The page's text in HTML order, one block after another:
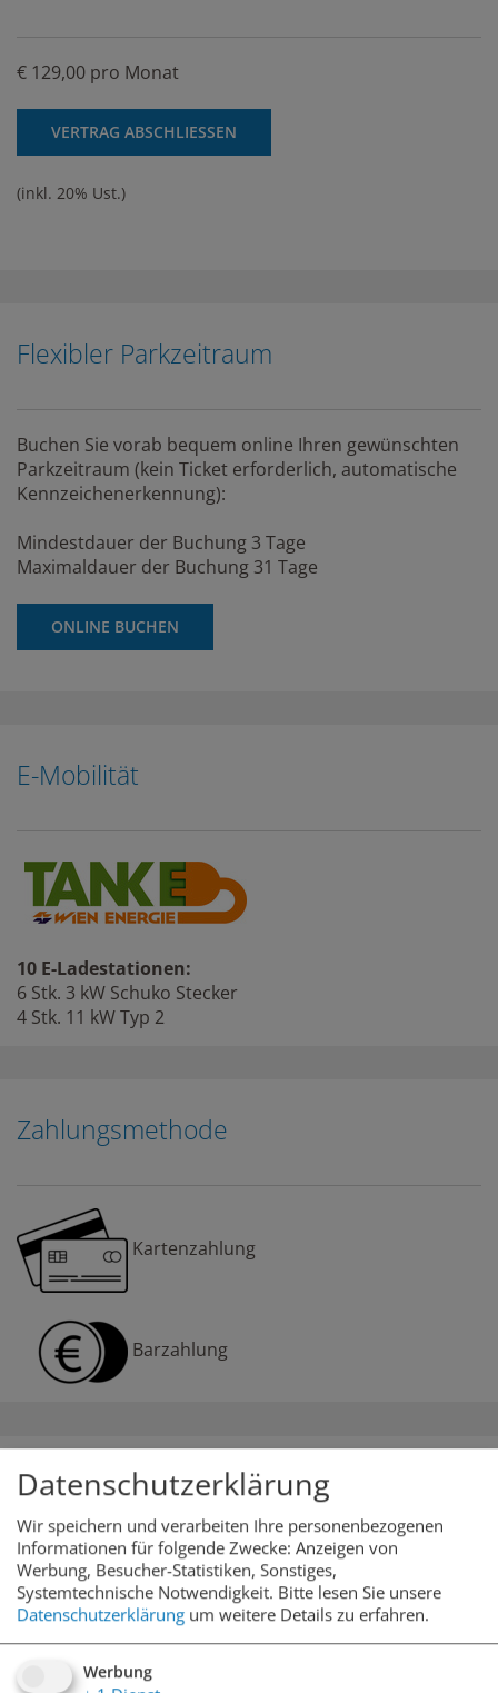
€ 129,00 pro Monat
VERTRAG ABSCHLIESSEN
(inkl. 20% Ust.)
Flexibler Parkzeitraum
Buchen Sie vorab bequem online Ihren gewünschten
Parkzeitraum (kein Ticket erforderlich, automatische
Kennzeichenerkennung):
Mindestdauer der Buchung 3 Tage
Maximaldauer der Buchung 31 Tage
ONLINE BUCHEN
E-Mobilität
10 E-Ladestationen:
6 Stk. 3 kW Schuko Stecker
4 Stk. 11 kW Typ 2
Zahlungsmethode
Kartenzahlung
Barzahlung
Öffnungszeiten
durchgehend geöffnet
Datenschutzerklärung
Wir speichern und verarbeiten Ihre personenbezogenen
Informationen für folgende Zwecke: Anzeigen von
Werbung, Besucher-Statistiken, Sonstiges,
Systemtechnische Notwendigkeit. Bitte lesen Sie unsere
Datenschutzerklärung um weitere Details zu erfahren.
Werbung